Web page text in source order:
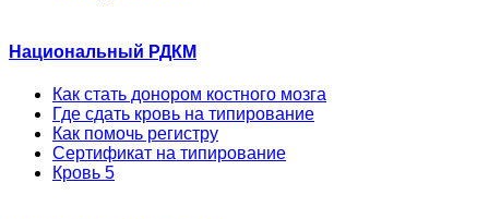
Национальный РДКМ
Как стать донором костного мозга
Где сдать кровь на типирование
Как помочь регистру
Сертификат на типирование
Кровь 5